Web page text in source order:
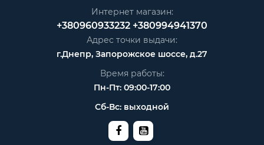
Интернет магазин:
+380960933232 +380994941370
Адрес точки выдачи:
г.Днепр, Запорожское шоссе, д.27
Время работы:
Пн-Пт: 09:00-17:00
Сб-Вс: выходной